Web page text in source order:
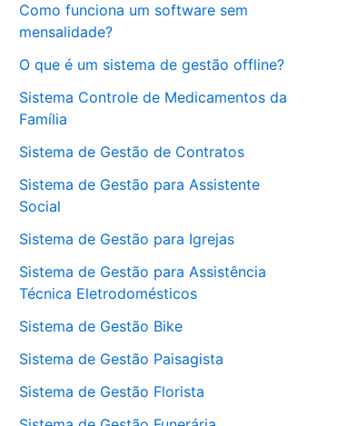
Como funciona um software sem
mensalidade?
O que é um sistema de gestão offline?
Sistema Controle de Medicamentos da
Família
Sistema de Gestão de Contratos
Sistema de Gestão para Assistente
Social
Sistema de Gestão para Igrejas
Sistema de Gestão para Assistência
Técnica Eletrodomésticos
Sistema de Gestão Bike
Sistema de Gestão Paisagista
Sistema de Gestão Florista